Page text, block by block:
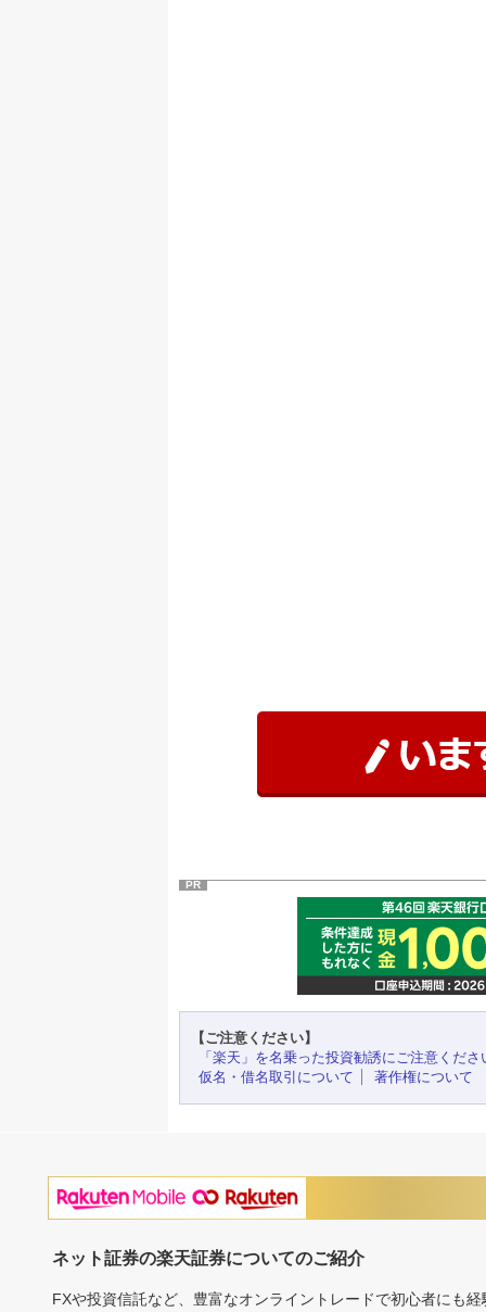
PR
【ご注意ください】
「楽天」を名乗った投資勧誘にご注意くださ
仮名・借名取引について
著作権について
ネット証券の楽天証券についてのご紹介
FXや投資信託など、豊富なオンライントレードで初心者にも